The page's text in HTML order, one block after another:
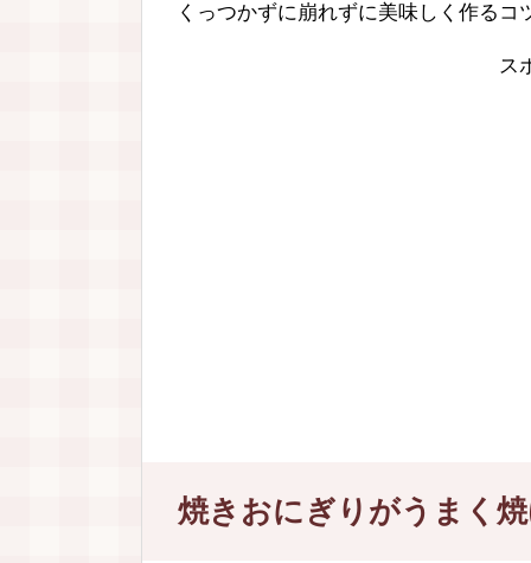
くっつかずに崩れずに美味しく作るコ
ス
焼きおにぎりがうまく